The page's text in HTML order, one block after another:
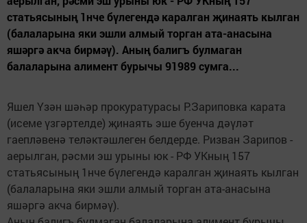
статьясының 1нче бүлегендә каралган җинаять кылган
(балаларына яки эшли алмый торган ата-анасына
яшәргә акча бирмәү). Аның балигъ булмаган
балаларына алимент бурычы 91989 сумга...
Яшел Үзән шәһәр прокуратурасы Р.Зариповка карата
(исеме үзгәртелде) җинаять эше буенча дәүләт
гаепләвенә теләктәшлеген белдерде. Ризван Зарипов -
аерылган, рәсми эш урыны юк - РФ УКның 157
статьясының 1нче бүлегендә каралган җинаять кылган
(балаларына яки эшли алмый торган ата-анасына
яшәргә акча бирмәү).